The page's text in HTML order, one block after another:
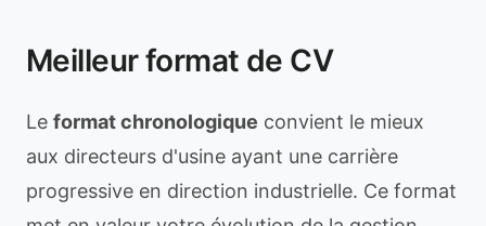
Meilleur format de CV
Le format chronologique convient le mieux
aux directeurs d'usine ayant une carrière
progressive en direction industrielle. Ce format